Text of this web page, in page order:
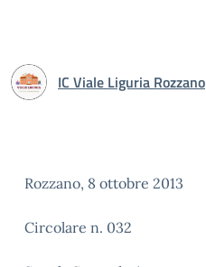
IC Viale Liguria Rozzano
Rozzano, 8 ottobre 2013
Circolare n. 032